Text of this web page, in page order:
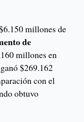
millones de
de
millones en
$269.162
con el
obtuvo